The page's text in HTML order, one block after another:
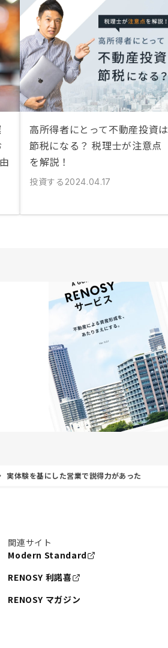
高所得者にとって不動産投資は
節税になる？ 税理士が注意点
を解説！
投資する 2024.04.17
実体験を基にした営業で説得力があった
関連サイト
Modern Standard
RENOSY 利諾喜
RENOSY マガジン